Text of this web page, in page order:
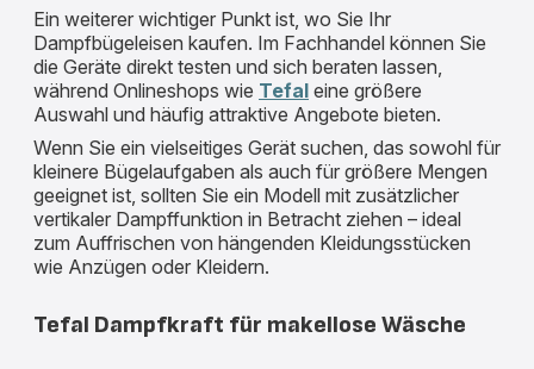
Ein weiterer wichtiger Punkt ist, wo Sie Ihr
Dampfbügeleisen kaufen. Im Fachhandel können Sie
die Geräte direkt testen und sich beraten lassen,
während Onlineshops wie Tefal eine größere
Auswahl und häufig attraktive Angebote bieten.
Wenn Sie ein vielseitiges Gerät suchen, das sowohl für
kleinere Bügelaufgaben als auch für größere Mengen
geeignet ist, sollten Sie ein Modell mit zusätzlicher
vertikaler Dampffunktion in Betracht ziehen – ideal
zum Auffrischen von hängenden Kleidungsstücken
wie Anzügen oder Kleidern.
Tefal Dampfkraft für makellose Wäsche